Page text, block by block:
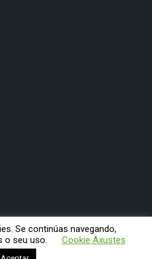
Se continúas navegando,
o seu uso.
Cookie Axustes